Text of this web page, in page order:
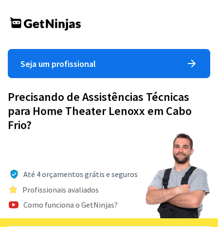
Seja um profissional
Precisando de Assistências Técnicas
para Home Theater Lenoxx em Cabo
Frio?
Até 4 orçamentos grátis e seguros
Profissionais avaliados
Como funciona o GetNinjas?